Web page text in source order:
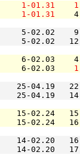
1-01.31
1-01.31
5-02.02
5-02.02
6-02.03
6-02.03
25-04.19
25-04.19
15-02.24
15-02.24
14-02.20
14-02.20